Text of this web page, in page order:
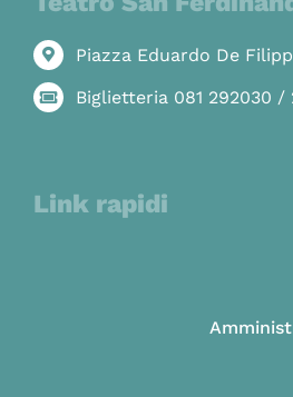
Piazza Eduardo De
Biglietteria 081 292030 /
Link rapidi